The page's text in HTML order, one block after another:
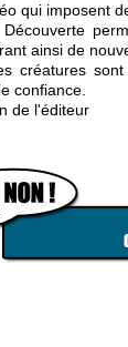
qui imposent
Découverte
ainsi de
créatures
confiance.
de l'éditeur